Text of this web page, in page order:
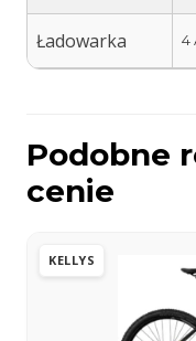
Ładowarka 4
Podobne
cenie
KELLYS